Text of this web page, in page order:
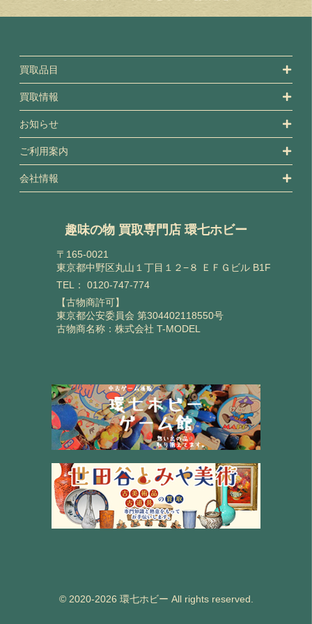
買取品目
買取情報
お知らせ
ご利用案内
会社情報
趣味の物 買取専門店 環七ホビー
〒165-0021
東京都中野区丸山１丁目１２−８ ＥＦＧビル B1F
TEL： 0120-747-774
【古物商許可】
東京都公安委員会 第304402118550号
古物商名称：株式会社 T-MODEL
© 2020-2026 環七ホビー All rights reserved.